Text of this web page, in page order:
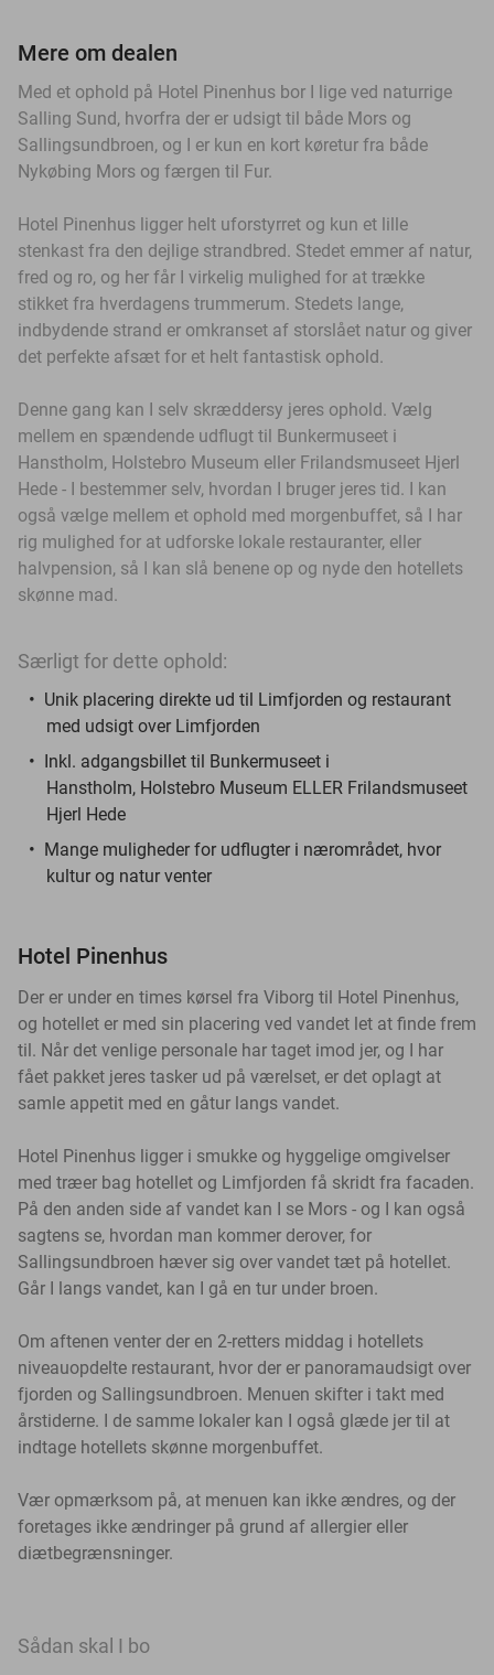
Mere om dealen
Med et ophold på Hotel Pinenhus bor I lige ved naturrige
Salling Sund, hvorfra der er udsigt til både Mors og
Sallingsundbroen, og I er kun en kort køretur fra både
Nykøbing Mors og færgen til Fur.
Hotel Pinenhus ligger helt uforstyrret og kun et lille
stenkast fra den dejlige strandbred. Stedet emmer af natur,
fred og ro, og her får I virkelig mulighed for at trække
stikket fra hverdagens trummerum. Stedets lange,
indbydende strand er omkranset af storslået natur og giver
det perfekte afsæt for et helt fantastisk ophold.
Denne gang kan I selv skræddersy jeres ophold. Vælg
mellem en spændende udflugt til Bunkermuseet i
Hanstholm, Holstebro Museum eller Frilandsmuseet Hjerl
Hede - I bestemmer selv, hvordan I bruger jeres tid. I kan
også vælge mellem et ophold med morgenbuffet, så I har
rig mulighed for at udforske lokale restauranter, eller
halvpension, så I kan slå benene op og nyde den hotellets
skønne mad.
Særligt for dette ophold:
Unik placering direkte ud til Limfjorden og restaurant
med udsigt over Limfjorden
Inkl. adgangsbillet til Bunkermuseet i
Hanstholm, Holstebro Museum ELLER Frilandsmuseet
Hjerl Hede
Mange muligheder for udflugter i nærområdet, hvor
kultur og natur venter
Hotel Pinenhus
Der er under en times kørsel fra Viborg til Hotel Pinenhus,
og hotellet er med sin placering ved vandet let at finde frem
til. Når det venlige personale har taget imod jer, og I har
fået pakket jeres tasker ud på værelset, er det oplagt at
samle appetit med en gåtur langs vandet.
Hotel Pinenhus ligger i smukke og hyggelige omgivelser
med træer bag hotellet og Limfjorden få skridt fra facaden.
På den anden side af vandet kan I se Mors - og I kan også
sagtens se, hvordan man kommer derover, for
Sallingsundbroen hæver sig over vandet tæt på hotellet.
Går I langs vandet, kan I gå en tur under broen.
Om aftenen venter der en 2-retters middag i hotellets
niveauopdelte restaurant, hvor der er panoramaudsigt over
fjorden og Sallingsundbroen. Menuen skifter i takt med
årstiderne. I de samme lokaler kan I også glæde jer til at
indtage hotellets skønne morgenbuffet.
Vær opmærksom på, at menuen kan ikke ændres, og der
foretages ikke ændringer på grund af allergier eller
diætbegrænsninger.
Sådan skal I bo